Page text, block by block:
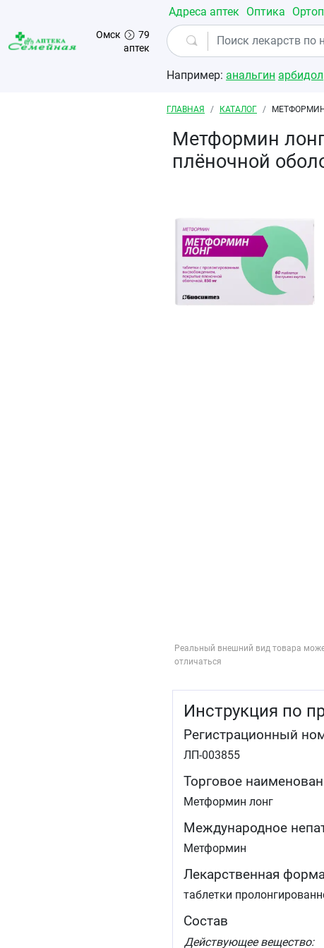
Перейти к основному содержанию
Омск
79
аптек
Адреса аптек Оптика
Например: анальгин арбидол
Строка навигации
ГЛАВНАЯ КАТАЛОГ
Метформин
плёночной
Реальный внешний вид товара
отличаться
Инструкция по
Регистрационный
ЛП-003855
Торговое
Метформин лонг
Международное
Метформин
Лекарственная
таблетки
Состав
Дей­ству­ющее ве­щес­тво: